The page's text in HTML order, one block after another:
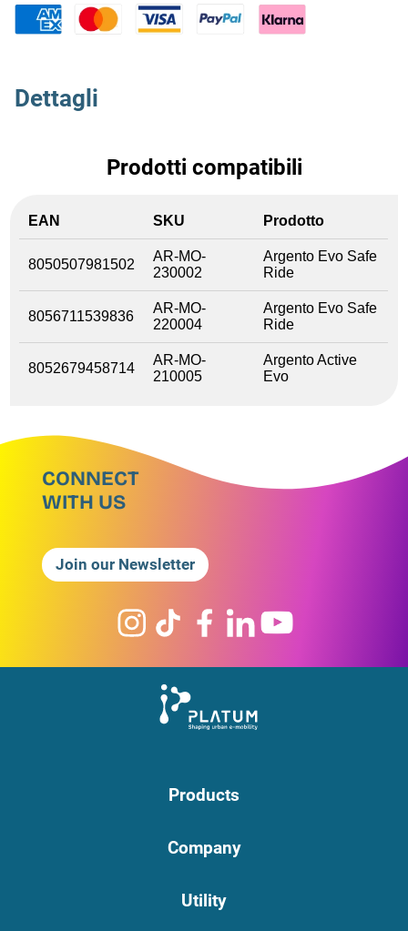
Dettagli
Prodotti compatibili
EAN SKU Prodotto
8050507981502
AR-MO-
230002
Argento Evo Safe
Ride
8056711539836
AR-MO-
220004
Argento Evo Safe
Ride
8052679458714
AR-MO-
210005
Argento Active
Evo
CONNECT
WITH US
Join our Newsletter
Products
Company
Utility